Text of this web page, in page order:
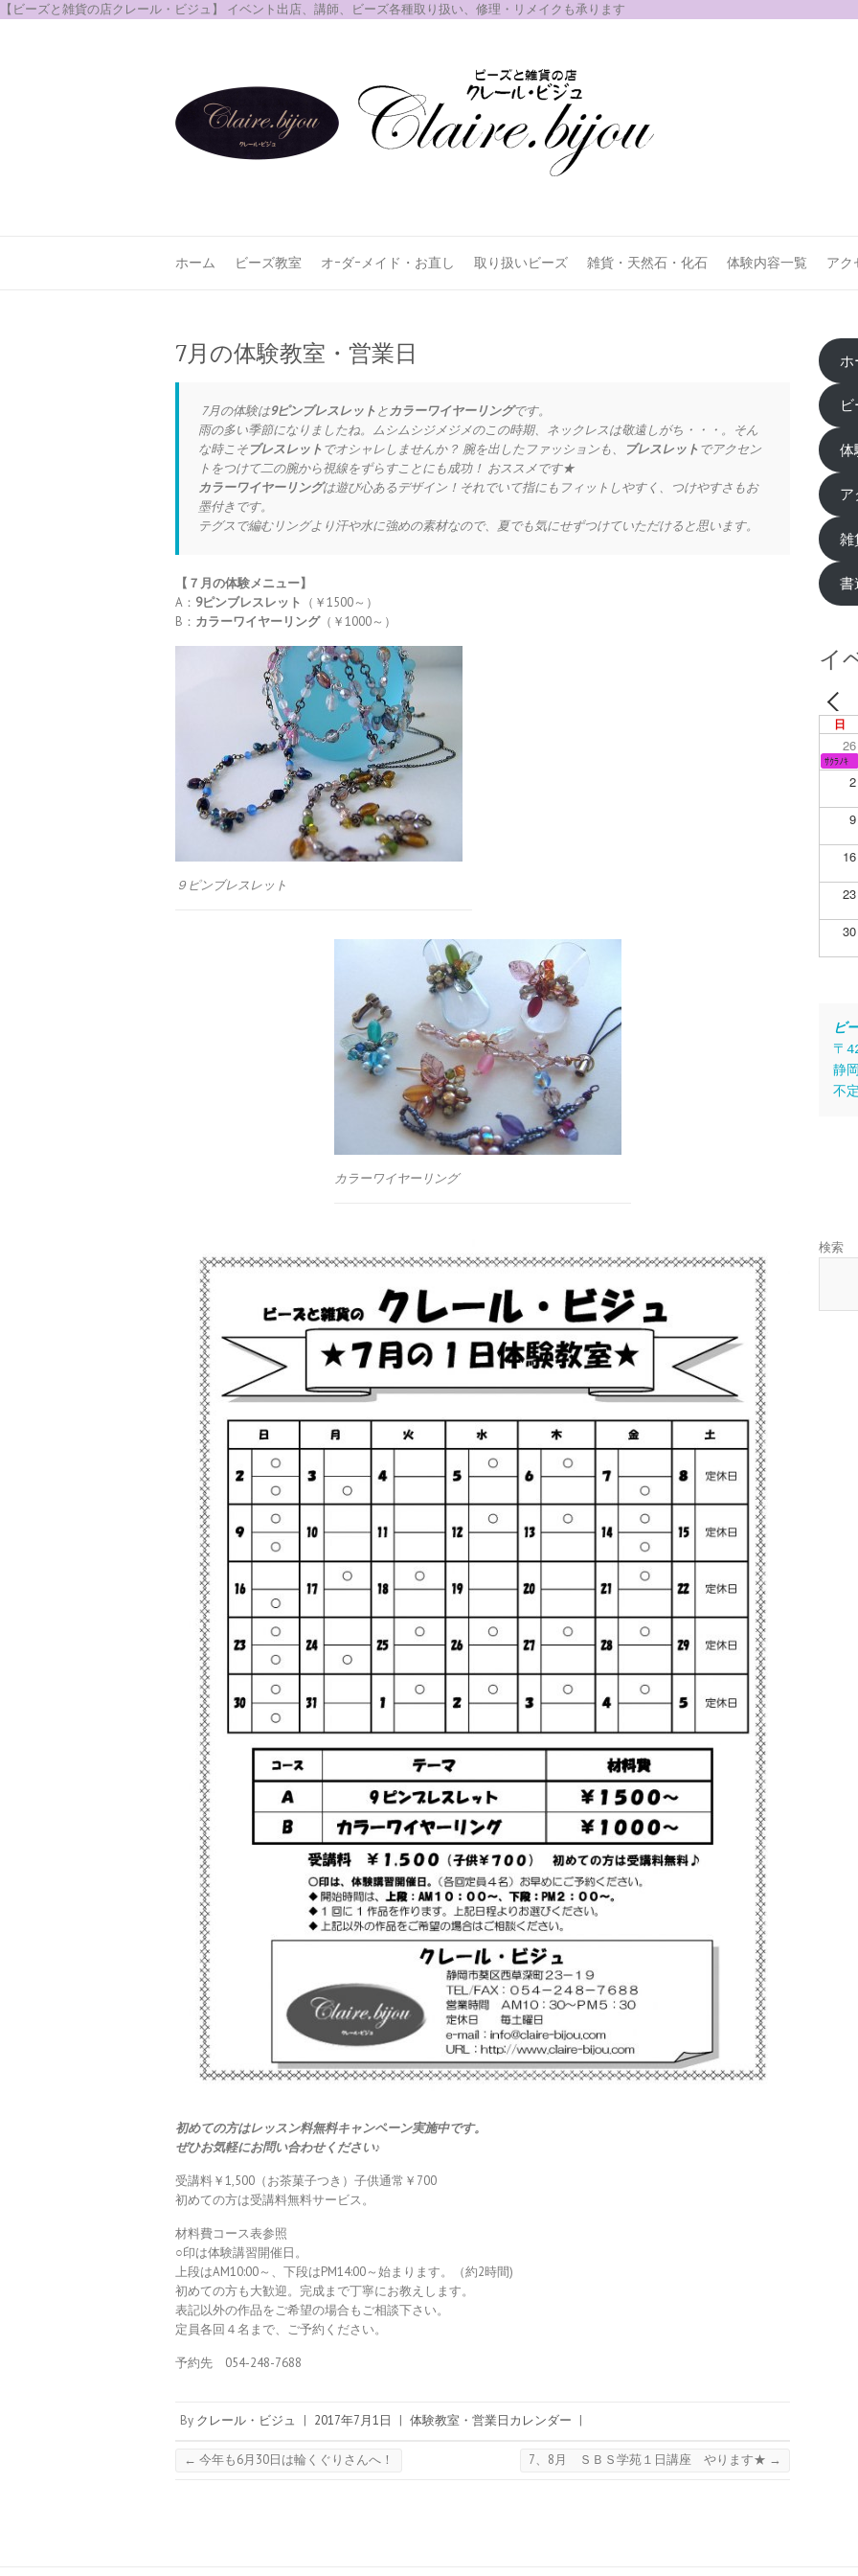
【ビーズと雑貨の店クレール・ビジュ】 イベント出店、講師、ビーズ各種取り扱い、修理・リメイクも承ります
ホーム ビーズ教室 オｰダｰメイド・お直し 取り扱いビーズ 雑貨・天然石・化石 体験内容一覧 アク
7月の体験教室・営業日
7月の体験は9ピンブレスレットとカラーワイヤーリングです。
雨の多い季節になりましたね。ムシムシジメジメのこの時期、ネックレスは敬遠しがち・・・。そん
な時こそブレスレットでオシャレしませんか？ 腕を出したファッションも、 ブレスレットでアクセン
トをつけて二の腕から視線をずらすことにも成功！ おススメです★
カラーワイヤーリングは遊び心あるデザイン！それでいて指にもフィットしやすく、つけやすさもお
墨付きです。
テグスで編むリングより汗や水に強めの素材なので、夏でも気にせずつけていただけると思います。
【７ 月の体験メニュー】
A： 9ピンブレスレット （￥1500～）
B： カラーワイヤーリング（￥1000～）
９ピンブレスレット
カラーワイヤーリング
初めての方はレッスン料無料キャンペーン実施中です。
ぜひお気軽にお問い合わせください♪
受講料￥1,500（お茶菓子つき）子供通常￥700
初めての方は受講料無料サービス。
材料費コース表参照
○印は体験講習開催日。
上段はAM10:00～、下段はPM14:00～始まります。（約2時間)
初めての方も大歓迎。完成まで丁寧にお教えします。
表記以外の作品をご希望の場合もご相談下さい。
定員各回４名まで、ご予約ください。
予約先 054-248-7688
By クレール・ビジュ 2017年7月1日 体験教室・営業日カレンダー
← 今年も6月30日は輪くぐりさんへ！ 7、8月 ＳＢＳ学苑１日講座 やります★ →
ホ
体
雑
書
イ
日
26
ｻｸﾗﾉｷ
2
9
16
23
30
ビ
〒
静
不
検索